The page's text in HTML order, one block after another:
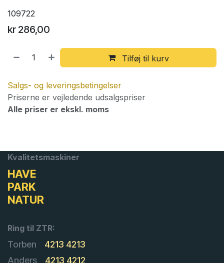
109722
kr 286,00
Tilføj til kurv
Salgs- og leveringsbetingelser
Priserne er vejledende udsalgspriser
Alle priser er ekskl. moms
Kvalitetsmaskiner
HAVE
PARK
NATUR
Ring til ZTR:
Torben
4213 4213
Anders
4213 4212